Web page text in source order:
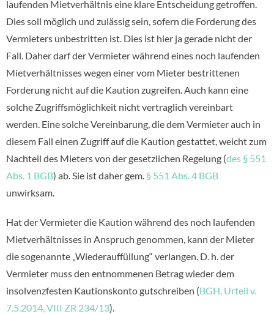
laufenden Mietverhältnis eine klare Entscheidung getroffen.
Dies soll möglich und zulässig sein, sofern die Forderung des
Vermieters unbestritten ist. Dies ist hier ja gerade nicht der
Fall. Daher darf der Vermieter während eines noch laufenden
Mietverhältnisses wegen einer vom Mieter bestrittenen
Forderung nicht auf die Kaution zugreifen. Auch kann eine
solche Zugriffsmöglichkeit nicht vertraglich vereinbart
werden. Eine solche Vereinbarung, die dem Vermieter auch in
diesem Fall einen Zugriff auf die Kaution gestattet, weicht zum
Nachteil des Mieters von der gesetzlichen Regelung (des § 551
Abs. 1 BGB) ab. Sie ist daher gem. § 551 Abs. 4 BGB
unwirksam.
Hat der Vermieter die Kaution während des noch laufenden
Mietverhältnisses in Anspruch genommen, kann der Mieter
die sogenannte „Wiederauffüllung“ verlangen. D. h. der
Vermieter muss den entnommenen Betrag wieder dem
insolvenzfesten Kautionskonto gutschreiben (BGH, Urteil v.
7.5.2014, VIII ZR 234/13).